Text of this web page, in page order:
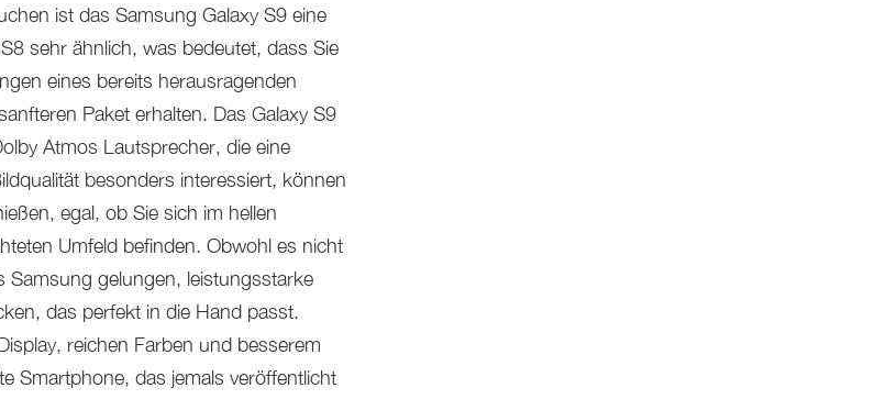
ist das Samsung Galaxy S9 eine
sehr ähnlich, was bedeutet, dass Sie
eines bereits herausragenden
Paket erhalten. Das Galaxy S9
Atmos Lautsprecher, die eine
besonders interessiert, können
egal, ob Sie sich im hellen
Umfeld befinden. Obwohl es nicht
Samsung gelungen, leistungsstarke
das perfekt in die Hand passt.
reichen Farben und besserem
Smartphone, das jemals veröffentlicht